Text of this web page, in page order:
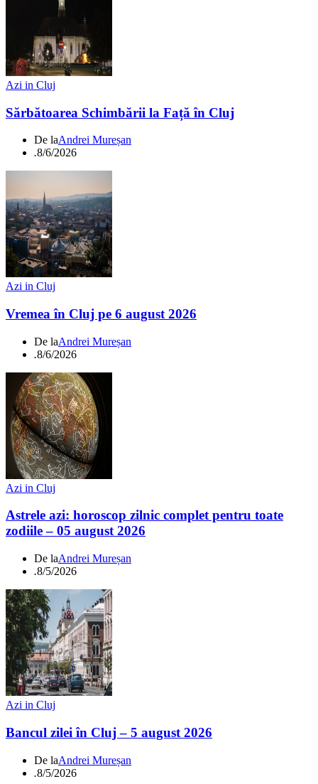
Azi in Cluj
Sărbătoarea Schimbării la Față în Cluj
De laAndrei Mureșan
.8/6/2026
Azi in Cluj
Vremea în Cluj pe 6 august 2026
De laAndrei Mureșan
.8/6/2026
Azi in Cluj
Astrele azi: horoscop zilnic complet pentru toate
zodiile – 05 august 2026
De laAndrei Mureșan
.8/5/2026
Azi in Cluj
Bancul zilei în Cluj – 5 august 2026
De laAndrei Mureșan
.8/5/2026